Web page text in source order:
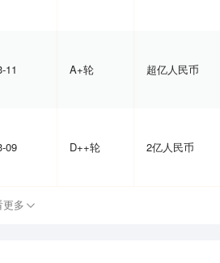
11 A+轮 超亿人民币
09 D++轮 2亿人民币
更多